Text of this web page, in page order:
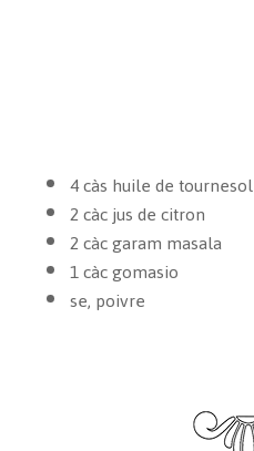
4 càs huile de tournesol
2 càc jus de citron
2 càc garam masala
1 càc gomasio
se, poivre